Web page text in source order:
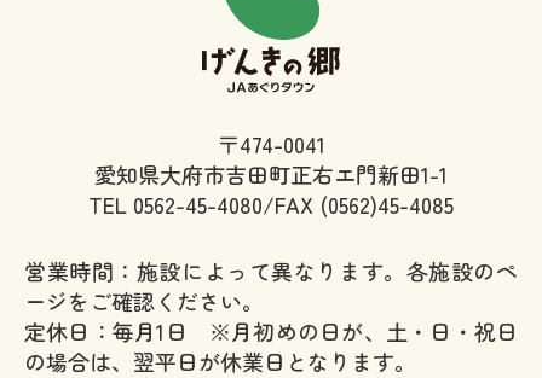
〒474-0041
愛知県大府市吉田町正右エ門新田1-1
TEL 0562-45-4080/FAX (0562)45-4085
営業時間：施設によって異なります。各施設のペ
ージをご確認ください。
定休日：毎月1日 ※月初めの日が、土・日・祝日
の場合は、翌平日が休業日となります。